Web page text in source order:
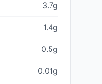
3.7g
1.4g
0.5g
0.01g